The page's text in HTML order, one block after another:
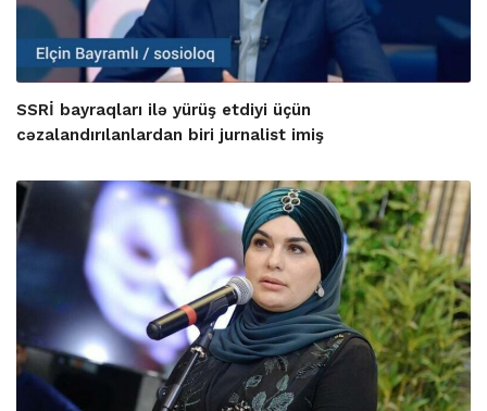
SSRİ bayraqları ilə yürüş etdiyi üçün
cəzalandırılanlardan biri jurnalist imiş